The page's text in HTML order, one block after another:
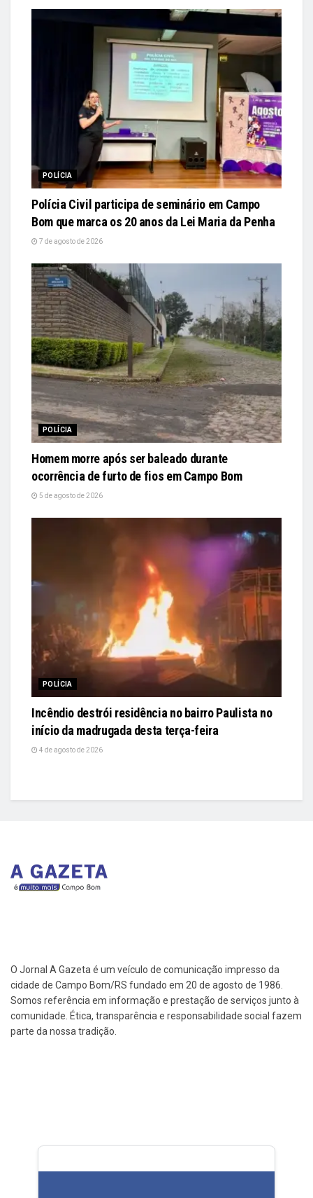
POLÍCIA
Polícia Civil participa de seminário em Campo
Bom que marca os 20 anos da Lei Maria da Penha
7 de agosto de 2026
POLÍCIA
Homem morre após ser baleado durante
ocorrência de furto de fios em Campo Bom
5 de agosto de 2026
POLÍCIA
Incêndio destrói residência no bairro Paulista no
início da madrugada desta terça-feira
4 de agosto de 2026
O Jornal A Gazeta é um veículo de comunicação impresso da
cidade de Campo Bom/RS fundado em 20 de agosto de 1986.
Somos referência em informação e prestação de serviços junto à
comunidade. Ética, transparência e responsabilidade social fazem
parte da nossa tradição.